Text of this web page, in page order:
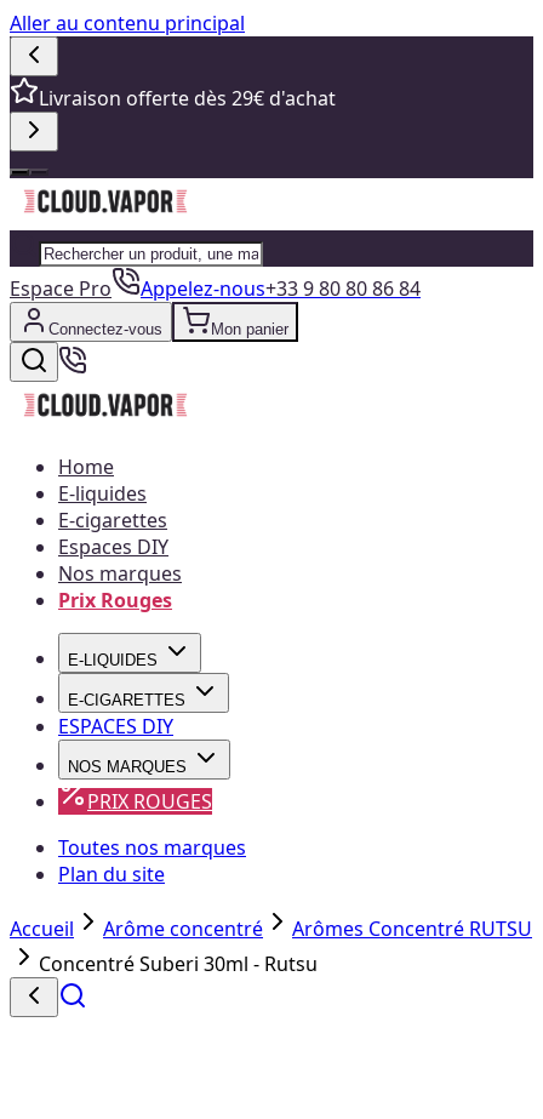
Aller au contenu principal
Livraison offerte dès 29€ d'achat
Espace Pro Appelez-nous+33 9 80 80 86 84
Connectez-vous Mon panier
Home
E-liquides
E-cigarettes
Espaces DIY
Nos marques
Prix Rouges
E-LIQUIDES
E-CIGARETTES
ESPACES DIY
NOS MARQUES
PRIX ROUGES
Toutes nos marques
Plan du site
Accueil Arôme concentré
Arômes Concentré RUTSU
Concentré Suberi 30ml - Rutsu